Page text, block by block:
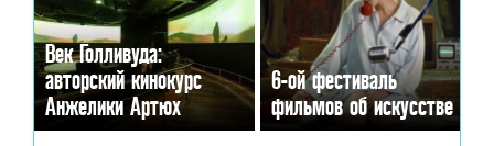
Век Голливуда:
авторский кинокурс
Анжелики Артюх
6-ой фестиваль
фильмов об искусстве